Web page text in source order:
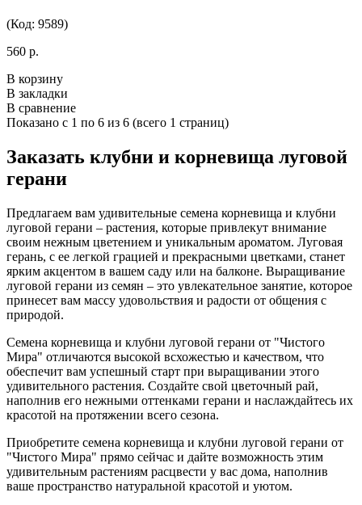
(Код: 9589)
560 р.
В корзину
В закладки
В сравнение
Показано с 1 по 6 из 6 (всего 1 страниц)
Заказать клубни и корневища луговой
герани
Предлагаем вам удивительные семена корневища и клубни
луговой герани – растения, которые привлекут внимание
своим нежным цветением и уникальным ароматом. Луговая
герань, с ее легкой грацией и прекрасными цветками, станет
ярким акцентом в вашем саду или на балконе. Выращивание
луговой герани из семян – это увлекательное занятие, которое
принесет вам массу удовольствия и радости от общения с
природой.
Семена корневища и клубни луговой герани от "Чистого
Мира" отличаются высокой всхожестью и качеством, что
обеспечит вам успешный старт при выращивании этого
удивительного растения. Создайте свой цветочный рай,
наполнив его нежными оттенками герани и наслаждайтесь их
красотой на протяжении всего сезона.
Приобретите семена корневища и клубни луговой герани от
"Чистого Мира" прямо сейчас и дайте возможность этим
удивительным растениям расцвести у вас дома, наполнив
ваше пространство натуральной красотой и уютом.